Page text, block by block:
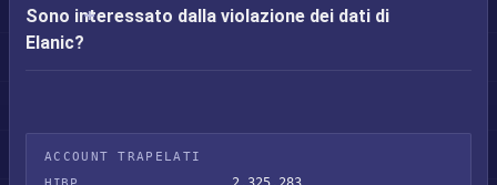
Sono interessato dalla violazione dei dati di
Elanic?
ACCOUNT TRAPELATI